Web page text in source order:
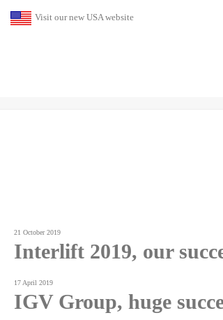
Visit our new USA website
21 October 2019
Interlift 2019, our
17 April 2019
IGV Group, huge